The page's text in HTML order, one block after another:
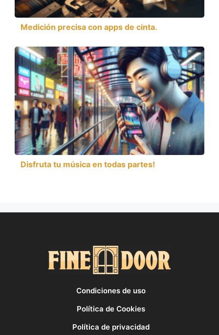
Medición precisa con apps de cinta.
Disfruta tu música en todas partes!
Condiciones de uso
Política de Cookies
Política de privacidad